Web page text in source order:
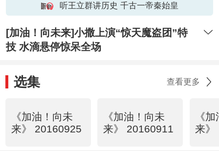
听王立群讲历史 千古一帝秦始皇
[加油！向未来]小撒上演“惊天魔盗团”特
技 水滴悬停惊呆全场
选集 查看更多
《加油！向未
来》 20160925
《加油！向未
来》 20160911
《
来》